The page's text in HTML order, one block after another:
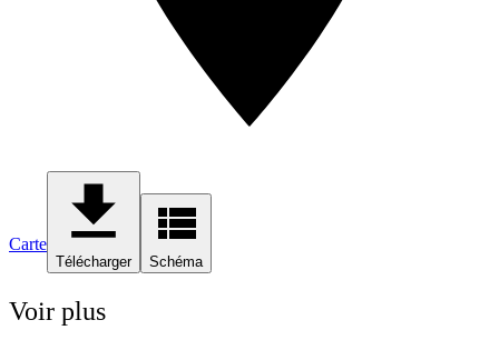
Carte
Télécharger Schéma
Voir plus